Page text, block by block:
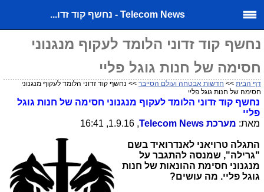
Telecom News - נחשף קוד זדו...
נחשף קוד זדוני הלומד לעקוף מנגנוני
חסימה של חנות גוגל פליי
דף הבית >> חדשות אבטחה ועולם הסייבר >> נחשף קוד זדוני הלומד לעקוף מנגנוני
חסימה של חנות גוגל פליי
נחשף קוד זדוני הלומד לעקוף מנגנוני חסימה של חנות גוגל
פליי
מאת: מערכת Telecom News
, 1.9.16, 16:41
התגלה טרויאני לאנדרואיד בשם
"גרילה", שמנסה להתגבר על
מנגנוני חסימת ההונאות של חנות
גוגל פליי. מה עושים?